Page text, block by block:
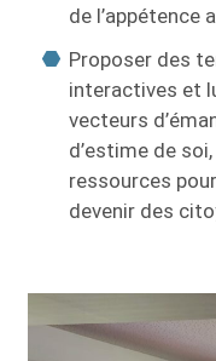
de l’appétence
Proposer des
interactives et
vecteurs
d’estime de
ressources
devenir des